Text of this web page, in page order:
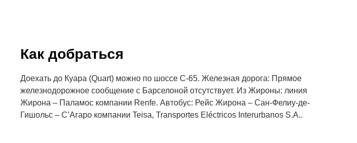
Как добраться
Доехать до Куара (Quart) можно по шоссе C-65. Железная дорога: Прямое
железнодорожное сообщение с Барселоной отсутствует. Из Жироны: линия
Жирона – Паламос компании Renfe. Автобус: Рейс Жирона – Сан-Фелиу-де-
Гишольс – С’Агаро компании Teisa, Transportes Eléctricos Interurbanos S.A..